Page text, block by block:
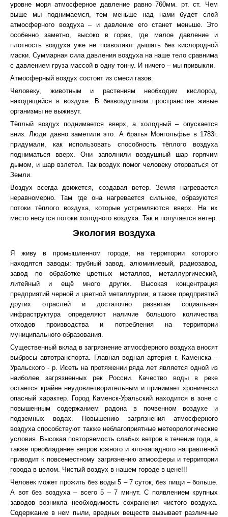
уровне моря атмосферное давление равно 760мм. рт. ст. Чем
выше мы поднимаемся, тем меньше над нами будет слой
атмосферного воздуха – и давление его станет меньше. Это
особенно заметно, высоко в горах, где малое давление и
плотность воздуха уже не позволяют дышать без кислородной
маски. Суммарная сила давления воздуха на наше тело сравнима
с давлением груза массой в одну тонну. И ничего – мы привыкли.
Атмосферный воздух состоит из смеси газов:
Человеку, животным и растениям необходим кислород,
находящийся в воздухе. В безвоздушном пространстве живые
организмы не выживут.
Тёплый воздух поднимается вверх, а холодный – опускается
вниз. Люди давно заметили это. А братья Монгольфье в 1783г.
придумали, как использовать способность тёплого воздуха
подниматься вверх. Они заполнили воздушный шар горячим
дымом, и шар взлетел. Так воздух помог человеку оторваться от
Земли.
Воздух всегда движется, создавая ветер. Земля нагревается
неравномерно. Там где она нагревается сильнее, образуются
потоки тёплого воздуха, которые устремляются вверх. На их
место несутся потоки холодного воздуха. Так и получается ветер.
Экология воздуха
Я живу в промышленном городе, на территории которого
находятся заводы: трубный завод, алюминиевый, радиозавод,
завод по обработке цветных металлов, металлургический,
литейный и ещё много других. Высокая концентрация
предприятий черной и цветной металлургии, а также предприятий
других отраслей и достаточно развитая социальная
инфраструктура определяют наличие большого количества
отходов производства и потребления на территории
муниципального образования.
Существенный вклад в загрязнение атмосферного воздуха вносят
выбросы автотранспорта. Главная водная артерия г. Каменска –
Уральского - р. Исеть на протяжении ряда лет является одной из
наиболее загрязненных рек России. Качество воды в реке
остается крайне неудовлетворительным и принимает хронически
опасный характер. Город Каменск-Уральский находится в зоне с
повышенным содержанием радона в почвенном воздухе и
подземных водах. Повышению загрязнения атмосферного
воздуха способствуют также неблагоприятные метеорологические
условия. Высокая повторяемость слабых ветров в течение года, а
также преобладание ветров южного и юго-западного направлений
приводит к повсеместному загрязнению атмосферы и территории
города в целом. Чистый воздух в нашем городе в цене!!!
Человек может прожить без воды 5 – 7 суток, без пищи – больше.
А вот без воздуха – всего 5 – 7 минут. С появлением крупных
заводов возникла необходимость сохранения чистого воздуха.
Содержание в нем пыли, вредных веществ вызывает различные